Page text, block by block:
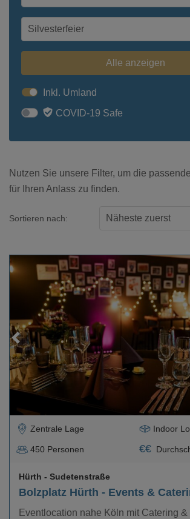
Silvesterfeier
Alle anzeigen
Inkl. Umland
COVID-19 Safe
Nutzen Sie unsere Filter, um die
für Ihren Anlass zu finden.
Sortieren nach: Näheste zuerst
Loading...
Zentrale Lage Indoor
450 Personen €€
Bolzplatz Hürth - Events &
Hürth - Sudetenstraße
Eventlocation nahe Köln mit Catering